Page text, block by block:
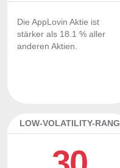
Die AppLovin Aktie ist
stärker als 18.1 % aller
anderen Aktien.
LOW-VOLATILITY-RANG